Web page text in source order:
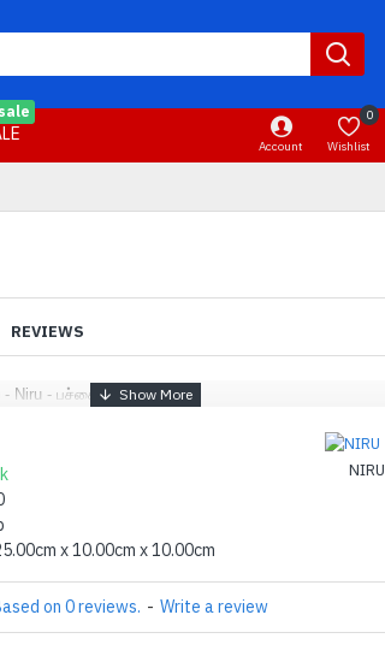
sale
Account Wishlist
0
REVIEWS
- Niru - பச்சை பயறு
x 10.00cm x 10.00cm
NIRU
on 0 reviews. - Write a review